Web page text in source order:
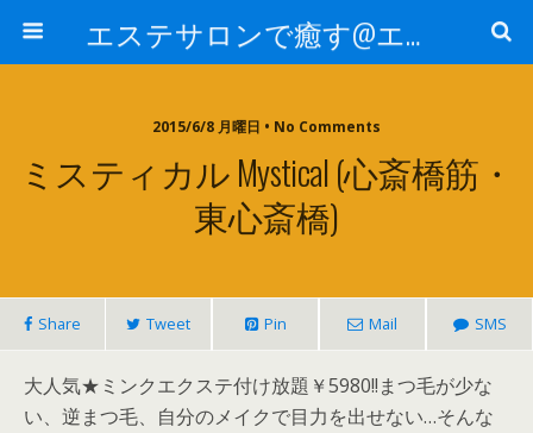
エステサロンで癒す@エステ～全国エステ情報
2015/6/8 月曜日 • No Comments
ミスティカル Mystical (心斎橋筋・
東心斎橋)
Share Tweet Pin Mail SMS
大人気★ミンクエクステ付け放題￥5980!!まつ毛が少な
い、逆まつ毛、自分のメイクで目力を出せない…そんな